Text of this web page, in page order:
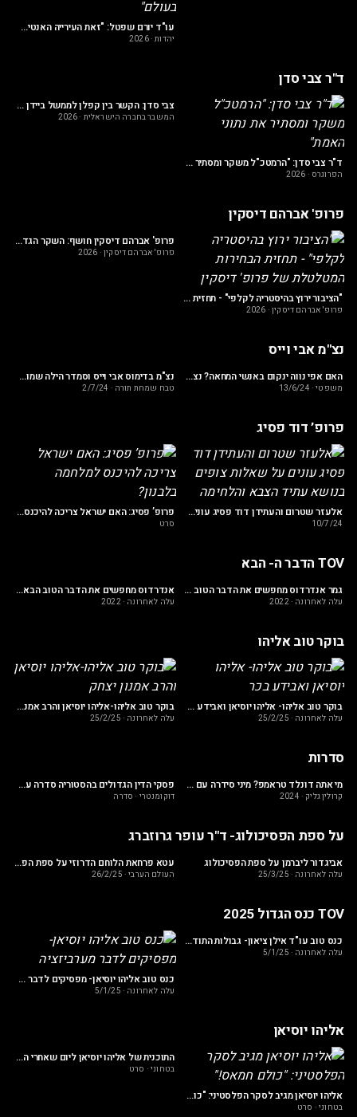
עו"ד יורם שפטל: "זאת העירייה האנטישמית ביותר בעולם"
יהדות·
2026
ד"ר צבי סדן
ד"ר צבי סדן: "הרמטכ"ל משקר ומסתיר את נתוני האמת"
הפרוגרס ·
2026
צבי סדן: הקשר בין קפלן לממשל ביידן נחשף בתחקיר פוקס ניוז
המשבר בחברה הישראלית ·
2026
פרופ' אברהם דיסקין
"הציבור ירוץ בהיסטריה לקלפי" - תחזית הבחירות המטלטלת של פרופ' דיסקין
פרופ' אברהם דיסקין·
2026
פרופ' אברהם דיסקין חושף: השקר הגדול מאחורי אחוז החסימה ואיך הוא מחריב את המדינה
פרופ' אברהם דיסקין·
2026
נצ"מ אבי וייס
האם אפי נווה ינקום באנשי המחאה? נצ"מ בדימוס אבי וייס עם מה שמסתתר בטלפון של נווה
משפטי·
13/6/24
נצ"מ בדימוס אבי וייס וסמדר הילה שמואלי על שחרורו השערורייתי של מנהל בית החולים שיפא לחופשי
טבח שמחת תורה ·
2/7/24
פרופ’ דוד פסיג
אלעזר שטרום והעתידן דוד פסיג עונים על שאלות צופים בנושא עתיד הצבא והלחימה
10/7/24
פרופ’ פסיג: האם ישראל צריכה להיכנס למלחמה בלבנון?
סרט
TOV הדבר ה- הבא
גמר אנדרדוס מחפשים את הדבר הטוב הבא!
עלה לאחרונה ·
2022
אנדרדוס מחפשים את הדבר הטוב הבא-פרק 12
עלה לאחרונה ·
2022
בוקר טוב אליהו
בוקר טוב אליהו- אליהו יוסיאן ואבידע בכר
עלה לאחרונה ·
25/2/25
בוקר טוב אליהו-אליהו יוסיאן והרב אמנון יצחק
עלה לאחרונה ·
25/2/25
סדרות
מי אתה דונלד טראמפ? מיני סידרה עם קרולין גליק
קרולין גליק ·
2024
פסקי הדין הגדולים בהסטוריה סדרה עם זיו מאור ותמיר דורטל
דוקומנטרי · סדרה
על ספת הפסיכולוג- ד"ר עופר גרוזברג
אביגדור ליברמן על ספת הפסיכולוג
עלה לאחרונה ·
25/3/25
עטא פרחאת הלוחם הדרוזי על ספת הפסיכולוג
העולם הערבי·
26/2/25
TOV כנס הגדול 2025
כנס טוב עו"ד אילן ציאון- גבולות התודעה ותופעת הפיל שבחדר
עלה לאחרונה ·
5/1/25
כנס טוב אליהו יוסיאן- מפסיקים לדבר מערביזציה
עלה לאחרונה ·
5/1/25
אליהו יוסיאן
אליהו יוסיאן מגיב לסקר הפלסטיני: "כולם חמאס!"
בטחוני· סרט
התוכנית של אליהו יוסיאן ליום שאחרי המלחמה
בטחוני· סרט